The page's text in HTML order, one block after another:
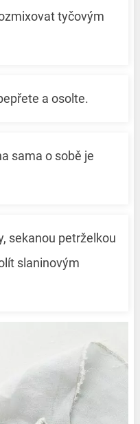
tyčovým
a osolte.
sama o sobě je
sekanou petrželkou
slaninovým